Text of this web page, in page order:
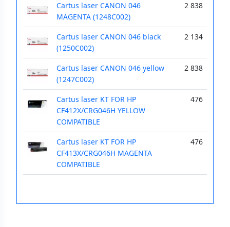
Cartus laser CANON 046
MAGENTA (1248C002)
2 838
Cartus laser CANON 046 black
(1250C002)
2 134
Cartus laser CANON 046 yellow
(1247C002)
2 838
Cartus laser KT FOR HP
CF412X/CRG046H YELLOW
COMPATIBLE
476
Cartus laser KT FOR HP
CF413X/CRG046H MAGENTA
COMPATIBLE
476